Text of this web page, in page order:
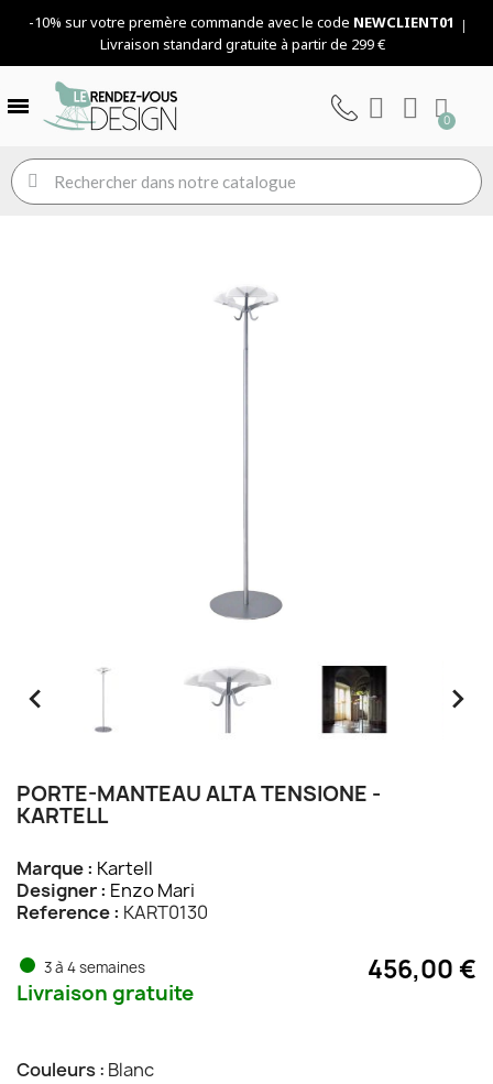
-10% sur votre premère commande avec le code NEWCLIENT01
Livraison standard gratuite à partir de 299 €
 
PORTE-MANTEAU ALTA TENSIONE -
KARTELL
Marque : Kartell
Designer : Enzo Mari
Reference : KART0130
3 à 4 semaines 456,00 €
Livraison gratuite
Couleurs : Blanc